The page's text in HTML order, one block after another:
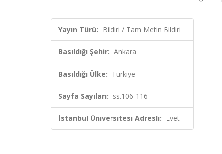
Yayın Türü: Bildiri / Tam Metin Bildiri
Basıldığı Şehir: Ankara
Basıldığı Ülke: Türkiye
Sayfa Sayıları: ss.106-116
İstanbul Üniversitesi Adresli: Evet